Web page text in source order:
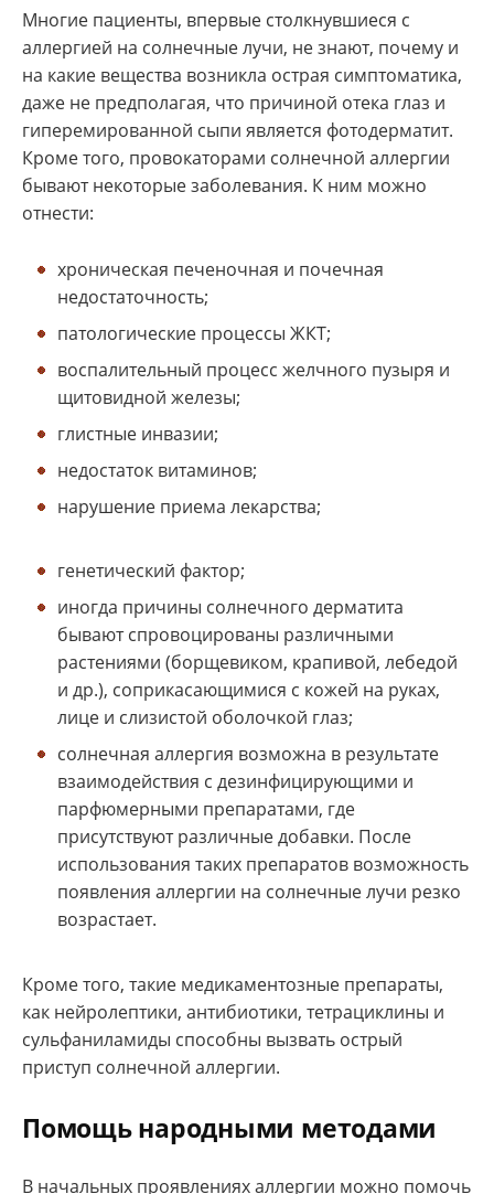
Многие пациенты, впервые столкнувшиеся с
аллергией на солнечные лучи, не знают, почему и
на какие вещества возникла острая симптоматика,
даже не предполагая, что причиной отека глаз и
гиперемированной сыпи является фотодерматит.
Кроме того, провокаторами солнечной аллергии
бывают некоторые заболевания. К ним можно
отнести:
хроническая печеночная и почечная
недостаточность;
патологические процессы ЖКТ;
воспалительный процесс желчного пузыря и
щитовидной железы;
глистные инвазии;
недостаток витаминов;
нарушение приема лекарства;
генетический фактор;
иногда причины солнечного дерматита
бывают спровоцированы различными
растениями (борщевиком, крапивой, лебедой
и др.), соприкасающимися с кожей на руках,
лице и слизистой оболочкой глаз;
солнечная аллергия возможна в результате
взаимодействия с дезинфицирующими и
парфюмерными препаратами, где
присутствуют различные добавки. После
использования таких препаратов возможность
появления аллергии на солнечные лучи резко
возрастает.
Кроме того, такие медикаментозные препараты,
как нейролептики, антибиотики, тетрациклины и
сульфаниламиды способны вызвать острый
приступ солнечной аллергии.
Помощь народными методами
В начальных проявлениях аллергии можно помочь